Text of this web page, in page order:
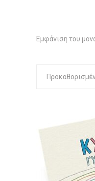
Εμφάνιση του